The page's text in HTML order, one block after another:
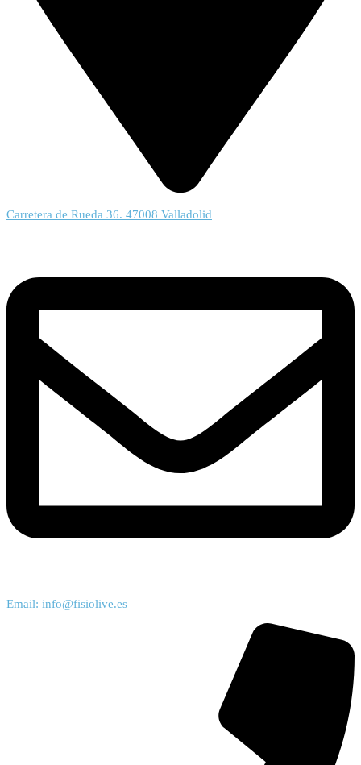
Carretera de Rueda 36. 47008 Valladolid
Email: info@fisiolive.es